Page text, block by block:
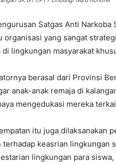
Satgas Anti Narkoba
organisasi yang sangat
lingkungan masyarakat
berasal dari Provinsi
anak-anak remaja di
mengedukasi mereka
itu juga dilaksanakan
keasrian lingkungan
lingkungan para